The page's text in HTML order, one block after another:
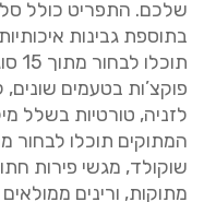
שלכם. התפריט כולל
בתוספת גבינות
פוקצ’ות בטעמים
לזניה, טורטיות בשלל
המתוקים תוכלו לבחור
שוקולד, מגשי פירות
מתוקות, ורינים